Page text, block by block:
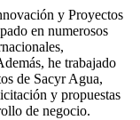
y Proyectos
en numerosos
he trabajado
de Sacyr Agua,
y propuestas
de negocio.